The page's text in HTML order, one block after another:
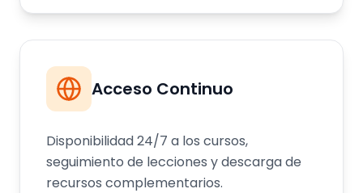
Acceso Continuo
Disponibilidad 24/7 a los cursos,
seguimiento de lecciones y descarga de
recursos complementarios.